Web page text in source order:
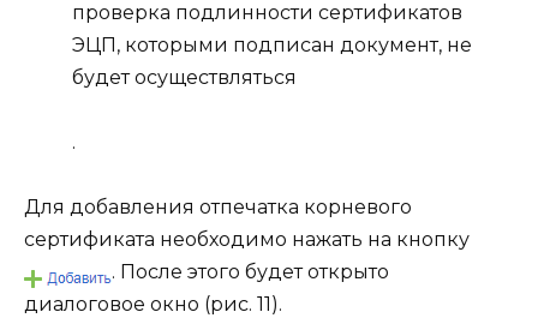
проверка подлинности сертификатов
ЭЦП, которыми подписан документ, не
будет осуществляться
.
Для добавления отпечатка корневого
сертификата необходимо нажать на кнопку
. После этого будет открыто
диалоговое окно (рис. 11).